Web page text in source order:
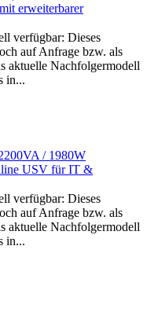
erweiterbarer
verfügbar: Dieses
auf Anfrage bzw. als
aktuelle Nachfolgermodell
in...
USV für IT &
verfügbar: Dieses
auf Anfrage bzw. als
aktuelle Nachfolgermodell
in...